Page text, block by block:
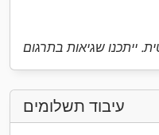
עיבוד תשלומים